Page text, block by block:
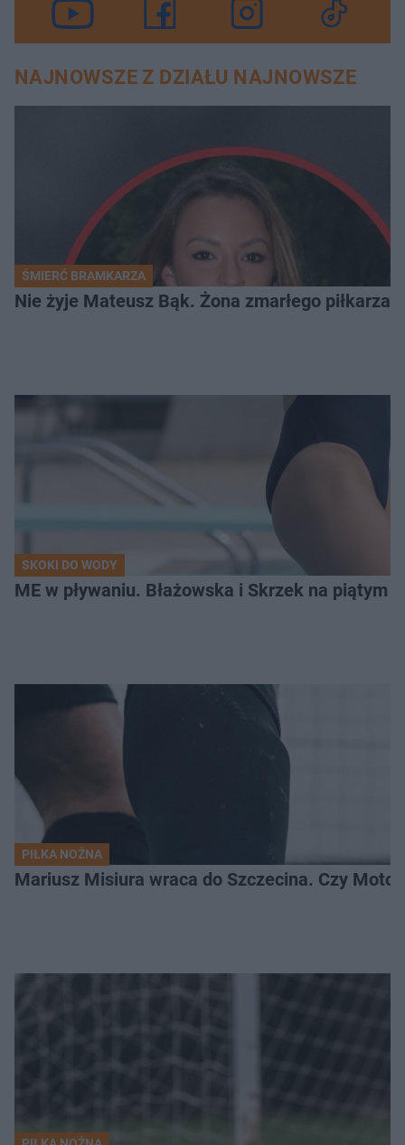
NAJNOWSZE Z DZIAŁU NAJNOWSZE
ŚMIERĆ BRAMKARZA
Nie żyje Mateusz Bąk. Żona zmarłego piłkarza
SKOKI DO WODY
ME w pływaniu. Błażowska i Skrzek na piątym
PIŁKA NOŻNA
Mariusz Misiura wraca do Szczecina. Czy